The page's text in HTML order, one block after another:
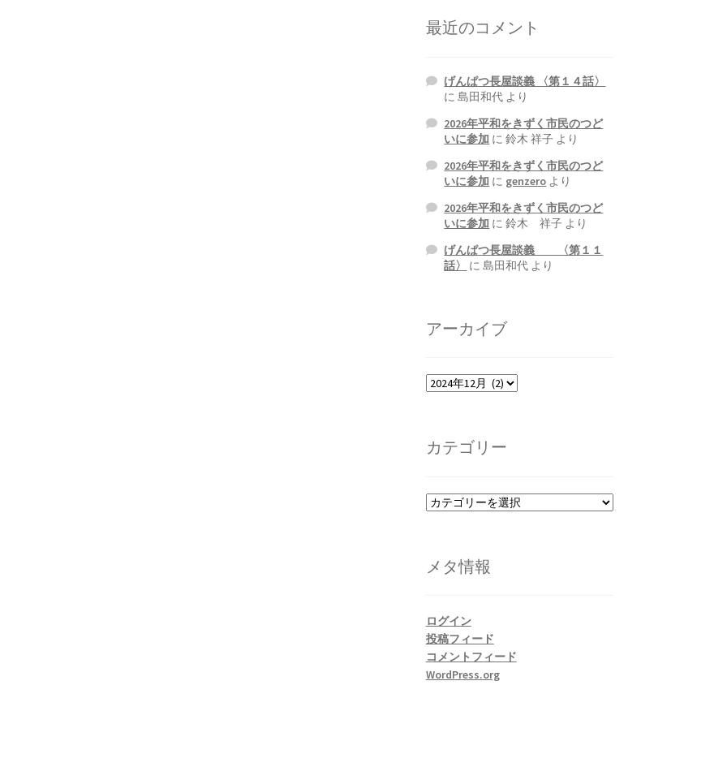
最近のコメント
げんぱつ長屋談義 〈第１４話〉
に島田和代 より
2026年平和をきずく市民のつど
いに参加 に鈴木 祥子 より
2026年平和をきずく市民のつど
いに参加 に genzero より
2026年平和をきずく市民のつど
いに参加 に鈴木 祥子 より
げんぱつ長屋談義 〈第１１
話〉
に島田和代 より
アーカイブ
ア
ブ
カテゴリー
カ
ー
メタ情報
ログイン
投稿フィード
コメントフィード
WordPress.org